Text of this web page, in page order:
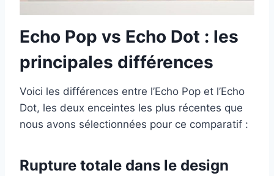
Echo Pop vs Echo Dot : les
principales différences
Voici les différences entre l’Echo Pop et l’Echo
Dot, les deux enceintes les plus récentes que
nous avons sélectionnées pour ce comparatif :
Rupture totale dans le design